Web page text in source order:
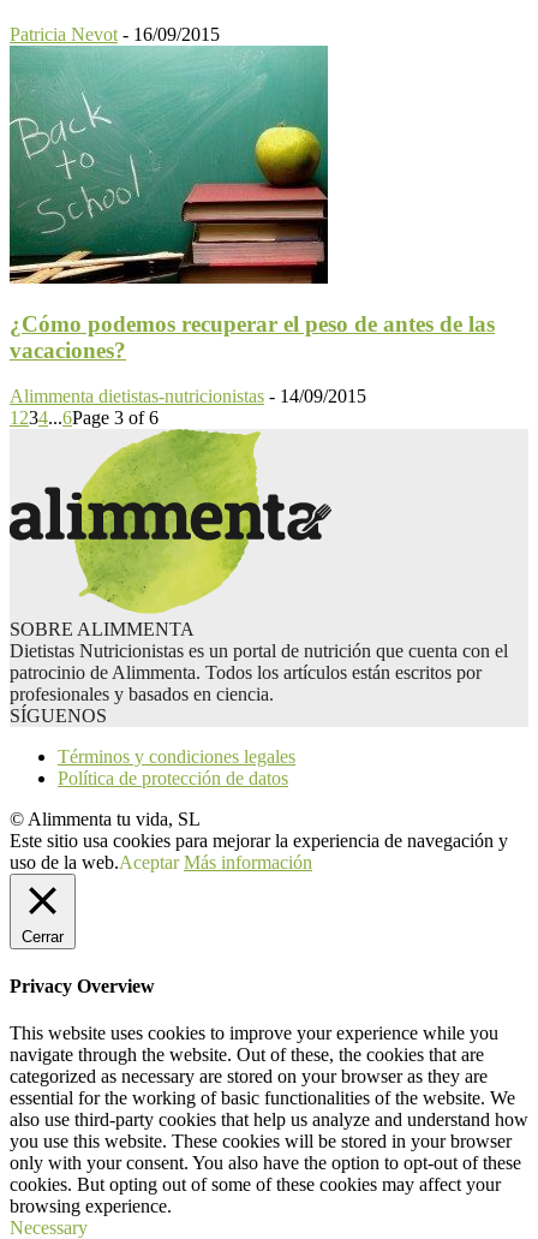
Patricia Nevot - 16/09/2015
¿Cómo podemos recuperar el peso de antes de las
vacaciones?
Alimmenta dietistas-nutricionistas - 14/09/2015
1 234...6Page 3 of 6
SOBRE ALIMMENTA
Dietistas Nutricionistas es un portal de nutrición que cuenta con el
patrocinio de Alimmenta. Todos los artículos están escritos por
profesionales y basados en ciencia.
SÍGUENOS
Términos y condiciones legales
Política de protección de datos
© Alimmenta tu vida, SL
Este sitio usa cookies para mejorar la experiencia de navegación y
uso de la web.Aceptar Más información
Cerrar
Privacy Overview
This website uses cookies to improve your experience while you
navigate through the website. Out of these, the cookies that are
categorized as necessary are stored on your browser as they are
essential for the working of basic functionalities of the website. We
also use third-party cookies that help us analyze and understand how
you use this website. These cookies will be stored in your browser
only with your consent. You also have the option to opt-out of these
cookies. But opting out of some of these cookies may affect your
browsing experience.
Necessary